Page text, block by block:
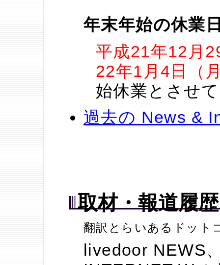
年末年始の休業
平成21年12月
22年1月4日（
始休業とさせ
過去の News &
取材・報道履歴
翻訳とらいあるドット
livedoor NEWS